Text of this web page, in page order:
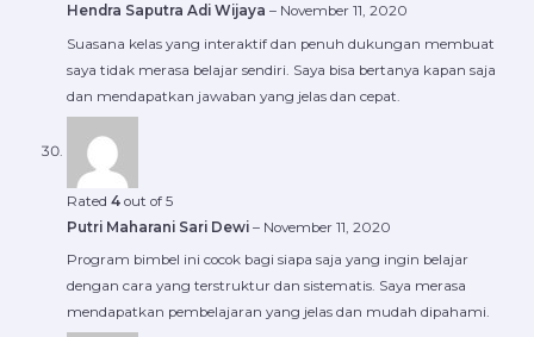
Hendra Saputra Adi Wijaya – November 11, 2020
Suasana kelas yang interaktif dan penuh dukungan membuat
saya tidak merasa belajar sendiri. Saya bisa bertanya kapan saja
dan mendapatkan jawaban yang jelas dan cepat.
Rated 4out of 5
Putri Maharani Sari Dewi – November 11, 2020
Program bimbel ini cocok bagi siapa saja yang ingin belajar
dengan cara yang terstruktur dan sistematis. Saya merasa
mendapatkan pembelajaran yang jelas dan mudah dipahami.